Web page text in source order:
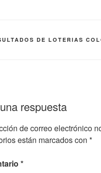
DE LOTERIAS
respuesta
de correo electrónico
están marcados con *
*